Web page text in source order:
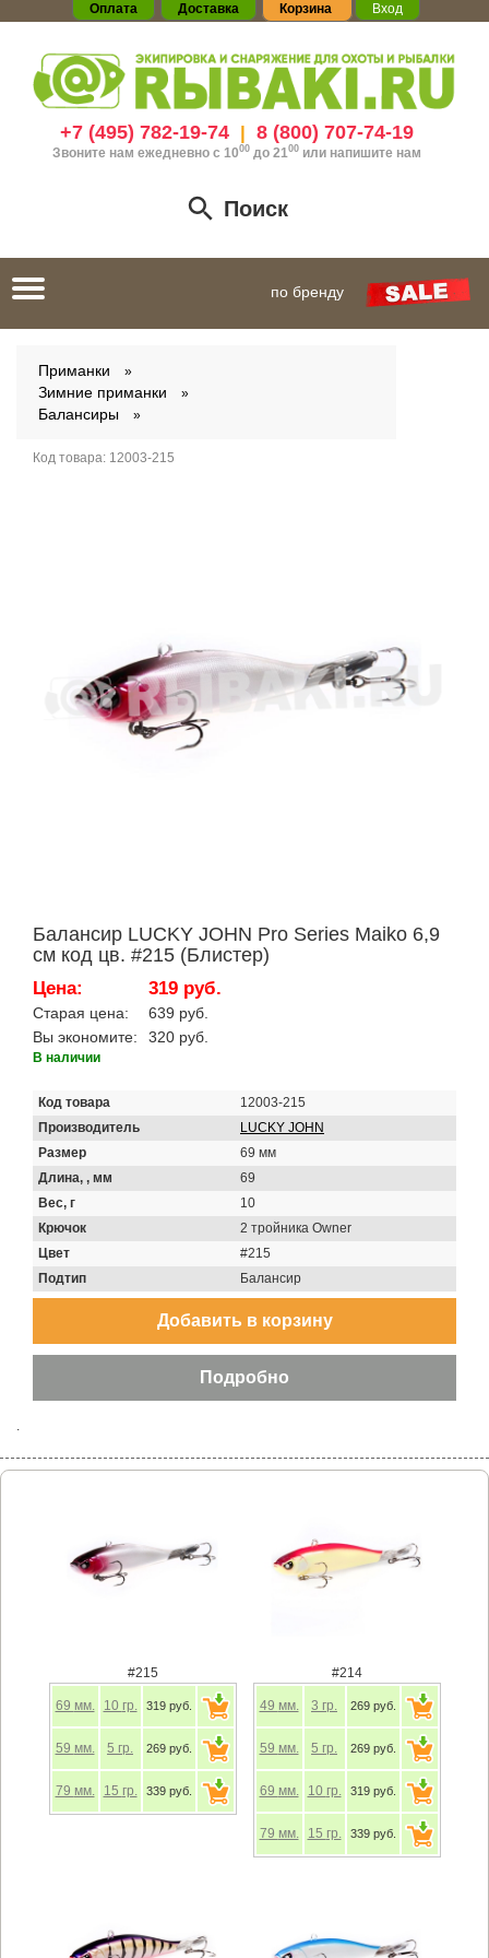
Оплата Доставка Корзина Вход
+7 (495) 782-19-74| 8 (800) 707-74-19
Звоните нам ежедневно с 1000до 21 00 или напишите нам
Поиск
Toggle
navigation
по бренду
Приманки
Зимние приманки
Балансиры
Код товара: 12003-215
Балансир LUCKY JOHN Pro Series Maiko 6,9
см код цв. #215 (Блистер)
Цена: 319 руб.
Старая цена:
639 руб.
Вы экономите:
320 руб.
В наличии
Код товара
12003-215
Производитель
LUCKY JOHN
Размер
69 мм
Длина, , мм
69
Вес, г
10
Крючок
2 тройника Owner
Цвет
#215
Подтип
Балансир
#215
69 мм. 10 гр. 319 руб.
59 мм. 5 гр. 269 руб.
79 мм. 15 гр. 339 руб.
#214
49 мм. 3 гр. 269 руб.
59 мм. 5 гр. 269 руб.
69 мм. 10 гр. 319 руб.
79 мм. 15 гр. 339 руб.